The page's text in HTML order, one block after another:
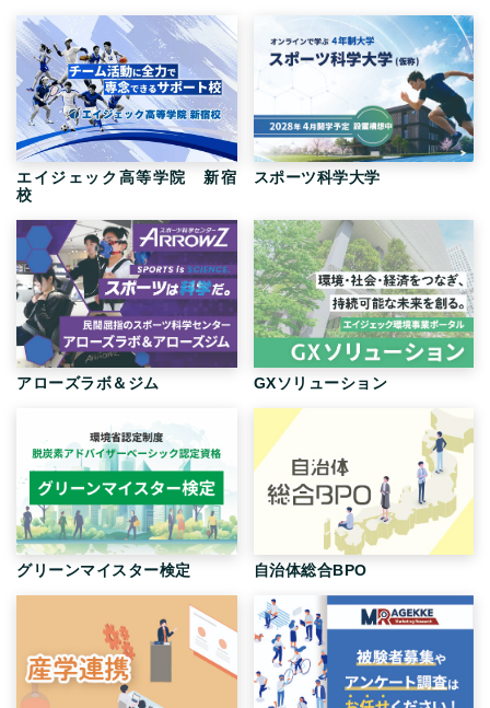
エイジェック高等学院 新宿
校
スポーツ科学大学
アローズラボ＆ジム GXソリューション
グリーンマイスター検定 自治体総合BPO